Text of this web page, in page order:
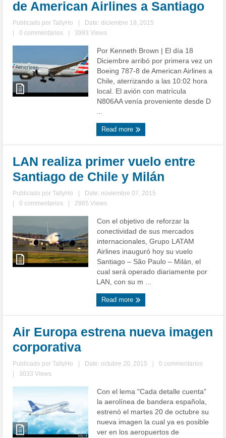
de American Airlines a Santiago
Publicado porTallyHo
Date: diciembre 18, 2015
0 commentarios 3993 Views
Por Kenneth Brown | El día 18
Diciembre arribó por primera vez un
Boeing 787-8 de American Airlines a
Chile, aterrizando a las 10:02 hora
local. El avión con matrícula
N806AA venía proveniente desde D
...
Read more
LAN realiza primer vuelo entre
Santiago de Chile y Milán
Publicado porTallyHo
Date: noviembre 07, 2015
0 commentarios 2965 Views
Con el objetivo de reforzar la
conectividad de sus mercados
internacionales, Grupo LATAM
Airlines inauguró hoy su vuelo
Santiago – São Paulo – Milán, el
cual será operado diariamente por
LAN, con su m ...
Read more
Air Europa estrena nueva imagen
corporativa
Publicado porTallyHo Date: octubre 20, 2015
0 commentarios
3033 Views
Con el lema "Cada detalle cuenta"
la aerolínea de bandera española,
estrenó el martes 20 de octubre su
nueva imagen la cual ya es posible
ver en los aeropuertos de